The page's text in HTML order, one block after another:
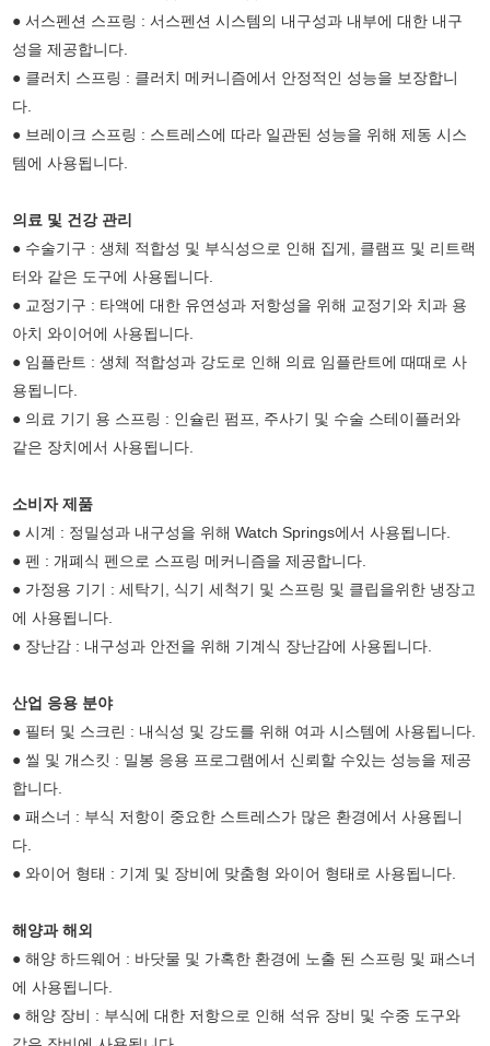
● 서스펜션 스프링 : 서스펜션 시스템의 내구성과 내부에 대한 내구
성을 제공합니다.
● 클러치 스프링 : 클러치 메커니즘에서 안정적인 성능을 보장합니
다.
● 브레이크 스프링 : 스트레스에 따라 일관된 성능을 위해 제동 시스
템에 사용됩니다.
의료 및 건강 관리
● 수술기구 : 생체 적합성 및 부식성으로 인해 집게, 클램프 및 리트랙
터와 같은 도구에 사용됩니다.
● 교정기구 : 타액에 대한 유연성과 저항성을 위해 교정기와 치과 용
아치 와이어에 사용됩니다.
● 임플란트 : 생체 적합성과 강도로 인해 의료 임플란트에 때때로 사
용됩니다.
● 의료 기기 용 스프링 : 인슐린 펌프, 주사기 및 수술 스테이플러와
같은 장치에서 사용됩니다.
소비자 제품
● 시계 : 정밀성과 내구성을 위해 Watch Springs에서 사용됩니다.
● 펜 : 개폐식 펜으로 스프링 메커니즘을 제공합니다.
● 가정용 기기 : 세탁기, 식기 세척기 및 스프링 및 클립을위한 냉장고
에 사용됩니다.
● 장난감 : 내구성과 안전을 위해 기계식 장난감에 사용됩니다.
산업 응용 분야
● 필터 및 스크린 : 내식성 및 강도를 위해 여과 시스템에 사용됩니다.
● 씰 및 개스킷 : 밀봉 응용 프로그램에서 신뢰할 수있는 성능을 제공
합니다.
● 패스너 : 부식 저항이 중요한 스트레스가 많은 환경에서 사용됩니
다.
● 와이어 형태 : 기계 및 장비에 맞춤형 와이어 형태로 사용됩니다.
해양과 해외
● 해양 하드웨어 : 바닷물 및 가혹한 환경에 노출 된 스프링 및 패스너
에 사용됩니다.
● 해양 장비 : 부식에 대한 저항으로 인해 석유 장비 및 수중 도구와